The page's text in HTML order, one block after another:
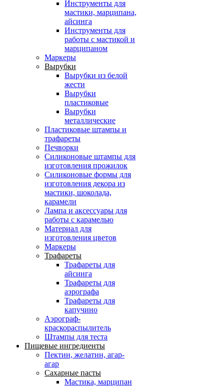
Инструменты для
мастики, марципана,
айсинга
Инструменты для
работы с мастикой и
марципаном
Маркеры
Вырубки
Вырубки из белой
жести
Вырубки
пластиковые
Вырубки
металлические
Пластиковые штампы и
трафареты
Печворки
Силиконовые штампы для
изготовления прожилок
Силиконовые формы для
изготовления декора из
мастики, шоколада,
карамели
Лампа и аксессуары для
работы с карамелью
Материал для
изготовления цветов
Маркеры
Трафареты
Трафареты для
айсинга
Трафареты для
аэрографа
Трафареты для
капучино
Аэрограф-
краскораспылитель
Штампы для теста
Пищевые ингредиенты
Пектин, желатин, агар-
агар
Сахарные пасты
Мастика, марципан